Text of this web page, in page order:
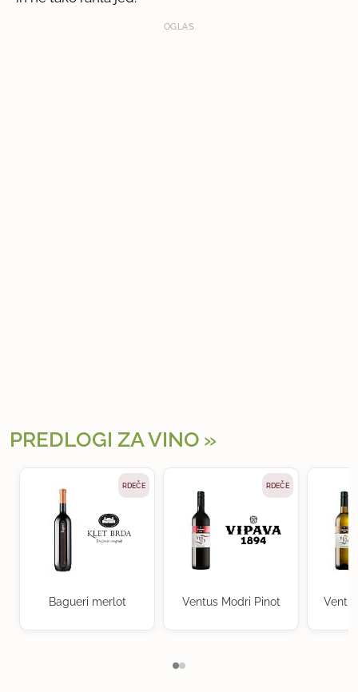
OGLAS
PREDLOGI ZA VINO
RDEČE
Bagueri merlot
RDEČE
Ventus Modri Pinot